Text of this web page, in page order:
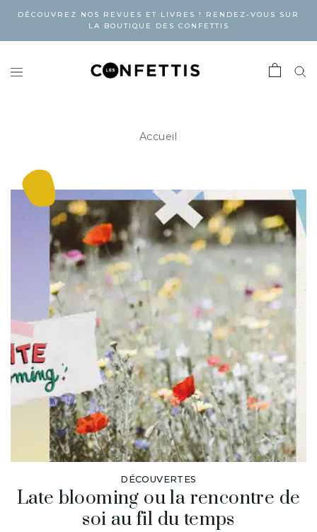
DÉCOUVREZ NOS REVUES ET LIVRES ! RENDEZ-VOUS SUR
LA BOUTIQUE DES CONFETTIS
Accueil
DÉCOUVERTES
Late blooming ou la rencontre de
soi au fil du temps